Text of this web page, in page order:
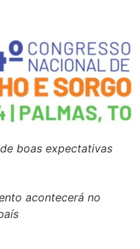
boas expectativas
acontecerá no